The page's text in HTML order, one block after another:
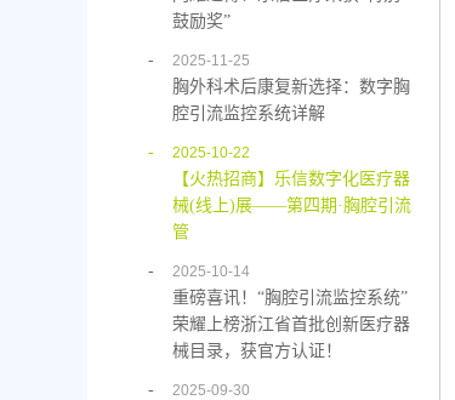
鼓励奖”
- 2025-11-25
胸外科术后康复新选择：数字胸
腔引流监控系统详解
- 2025-10-22
【火热招商】乐信数字化医疗器
械(线上)展——第四期·胸腔引流
管
- 2025-10-14
重磅喜讯！“胸腔引流监控系统”
荣耀上榜浙江省首批创新医疗器
械目录，获官方认证！
- 2025-09-30